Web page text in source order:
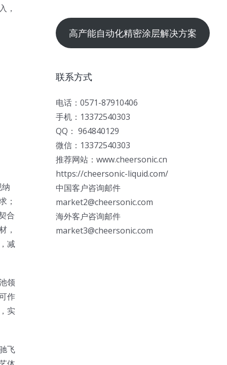
，
；
合
，
减
领
作
实
飞
高产能自动化精密涂层解决方案
联系方式
电话：0571-87910406
手机：13372540303
QQ： 964840129
微信：13372540303
推荐网站：www.cheersonic.cn
https://cheersonic-liquid.com/
中国客户咨询邮件
market2@cheersonic.com
海外客户咨询邮件
market3@cheersonic.com